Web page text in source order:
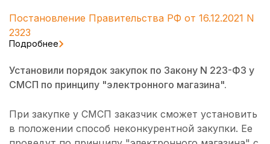
Постановление Правительства РФ от 16.12.2021 N
2323
Подробнее
Установили порядок закупок по Закону N 223-ФЗ у
СМСП по принципу "электронного магазина".
При закупке у СМСП заказчик сможет установить
в положении способ неконкурентной закупки. Ее